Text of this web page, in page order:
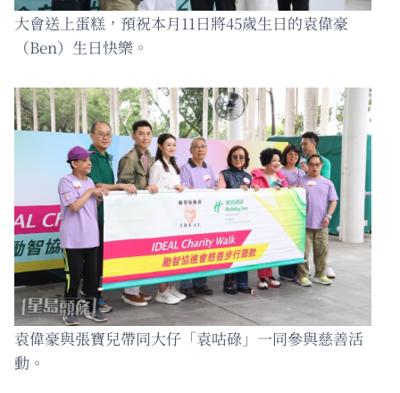
大會送上蛋糕，預祝本月11日將45歲生日的袁偉豪
（Ben）生日快樂。
袁偉豪與張寶兒帶同大仔「袁咕碌」一同參與慈善活
動。